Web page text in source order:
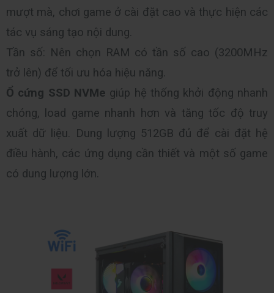
mượt mà, chơi game ở cài đặt cao và thực hiện các
tác vụ sáng tạo nội dung.
Tần số: Nên chọn RAM có tần số cao (3200MHz
trở lên) để tối ưu hóa hiệu năng.
Ổ cứng SSD NVMe giúp hệ thống khởi động nhanh
chóng, load game nhanh hơn và tăng tốc độ truy
xuất dữ liệu. Dung lượng 512GB đủ để cài đặt hệ
điều hành, các ứng dụng cần thiết và một số game
có dung lượng lớn.